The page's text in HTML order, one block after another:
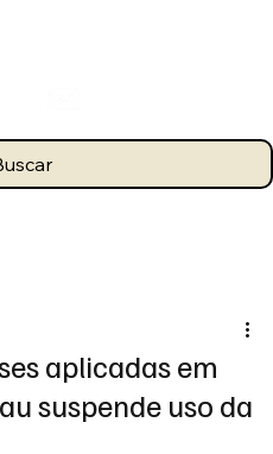
aplicadas em
suspende uso da